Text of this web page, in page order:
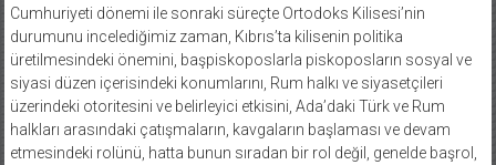
Cumhuriyeti dönemi ile sonraki süreçte Ortodoks Kilisesi’nin
durumunu incelediğimiz zaman, Kıbrıs’ta kilisenin politika
üretilmesindeki önemini, başpiskoposlarla piskoposların sosyal ve
siyasi düzen içerisindeki konumlarını, Rum halkı ve siyasetçileri
üzerindeki otoritesini ve belirleyici etkisini, Ada’daki Türk ve Rum
halkları arasındaki çatışmaların, kavgaların başlaması ve devam
etmesindeki rolünü, hatta bunun sıradan bir rol değil, genelde başrol,